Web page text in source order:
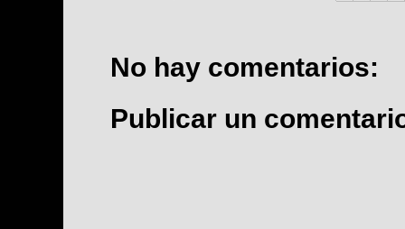
No hay comentarios:
Publicar un